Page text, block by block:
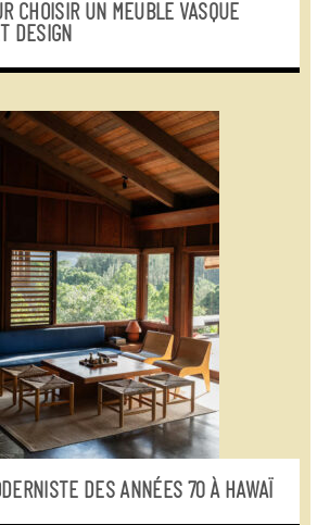
CHOISIR UN MEUBLE VASQUE
DESIGN
DES ANNÉES 70 À HAWAÏ